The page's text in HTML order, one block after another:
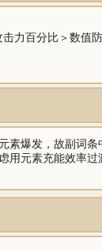
力百分比＞数值
素爆发，故副词条
元素充能效率过